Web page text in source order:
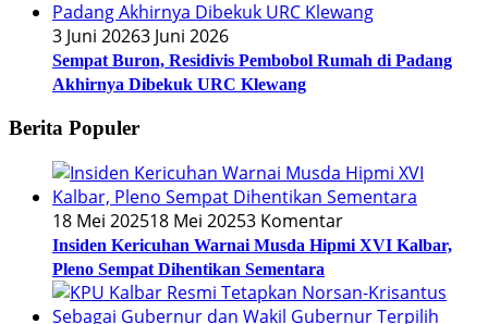
3 Juni 20263 Juni 2026
Sempat Buron, Residivis Pembobol Rumah di Padang
Akhirnya Dibekuk URC Klewang
Berita Populer
18 Mei 202518 Mei 20253 Komentar
Insiden Kericuhan Warnai Musda Hipmi XVI Kalbar,
Pleno Sempat Dihentikan Sementara